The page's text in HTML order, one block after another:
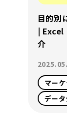
目的別
| Excel
介
マー
デー